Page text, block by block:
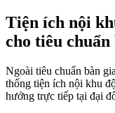
Tiện ích nội
cho tiêu chuẩn
Ngoài tiêu chuẩn bàn
thống tiện ích nội khu
hưởng trực tiếp tại đại